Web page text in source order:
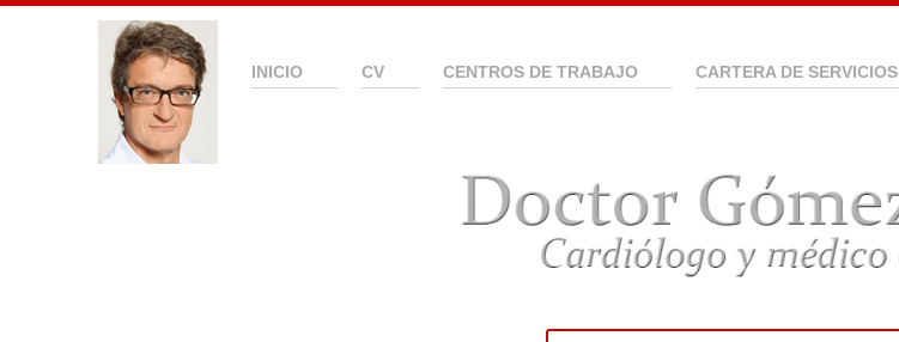
INICIO CV CENTROS DE TRABAJO CARTERA DE SERVICIOS